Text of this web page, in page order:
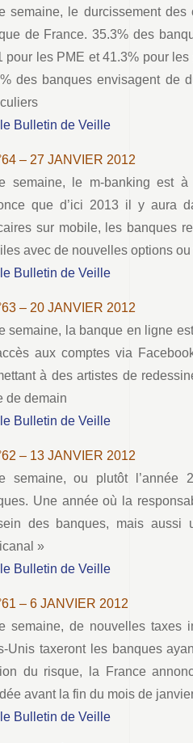
semaine, le durcissement
de France. 35.3% des
pour les PME et 41.3% pour
des banques envisagent de
Bulletin de Veille
– 27 JANVIER 2012
semaine, le m-banking est à
que d’ici 2013 il y aura
sur mobile, les banques
avec de nouvelles options
Bulletin de Veille
– 20 JANVIER 2012
semaine, la banque en ligne
aux comptes via
à des artistes de
de demain
Bulletin de Veille
– 13 JANVIER 2012
semaine, ou plutôt l’année
Une année où la
des banques, mais aussi
»
Bulletin de Veille
– 6 JANVIER 2012
semaine, de nouvelles taxes
Unis taxeront les banques
du risque, la France
avant la fin du mois de
Bulletin de Veille